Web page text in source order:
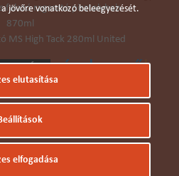
falazó ragasztó pisztolyhab
870ml
MS High Tack 280ml United
I.T.C. Kft.
jövőre vonatkozó beleegyezését.
elutasítása
elfogadása